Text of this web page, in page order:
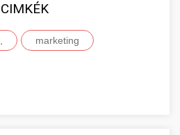
CIMKÉK
marketing